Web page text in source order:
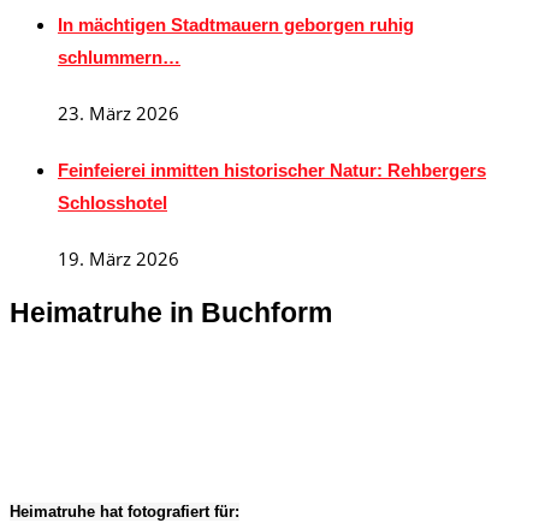
In mächtigen Stadtmauern geborgen ruhig
schlummern…
23. März 2026
Feinfeierei inmitten historischer Natur: Rehbergers
Schlosshotel
19. März 2026
Heimatruhe in Buchform
Heimatruhe hat fotografiert für: